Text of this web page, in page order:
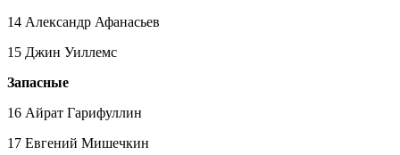
14 Александр Афанасьев
15 Джин Уиллемс
Запасные
16 Айрат Гарифуллин
17 Евгений Мишечкин